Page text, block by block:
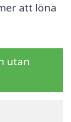
att löna
utan